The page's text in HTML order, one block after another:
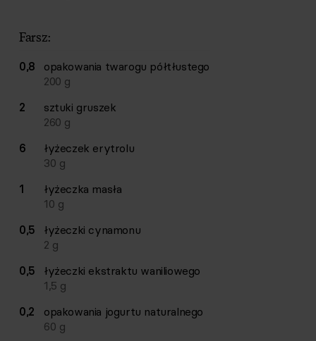
Farsz:
0,8 opakowania twarogu półtłustego
200 g
2
sztuki gruszek
260 g
6
łyżeczek erytrolu
30 g
1
łyżeczka masła
10 g
0,5
łyżeczki cynamonu
2 g
0,5
łyżeczki ekstraktu waniliowego
1,5 g
0,2
opakowania jogurtu naturalnego
60 g